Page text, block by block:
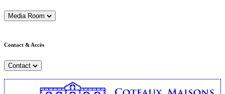
Media Room
Contact & Accès
Contact